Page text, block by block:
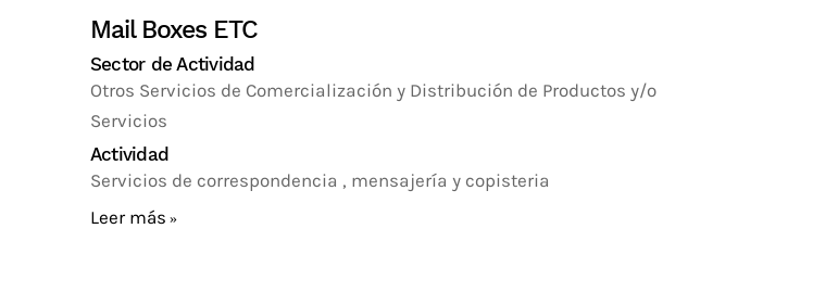
Mail Boxes ETC
Sector de Actividad
Otros Servicios de Comercialización y Distribución de Productos y/o
Servicios
Actividad
Servicios de correspondencia , mensajería y copisteria
Leer más